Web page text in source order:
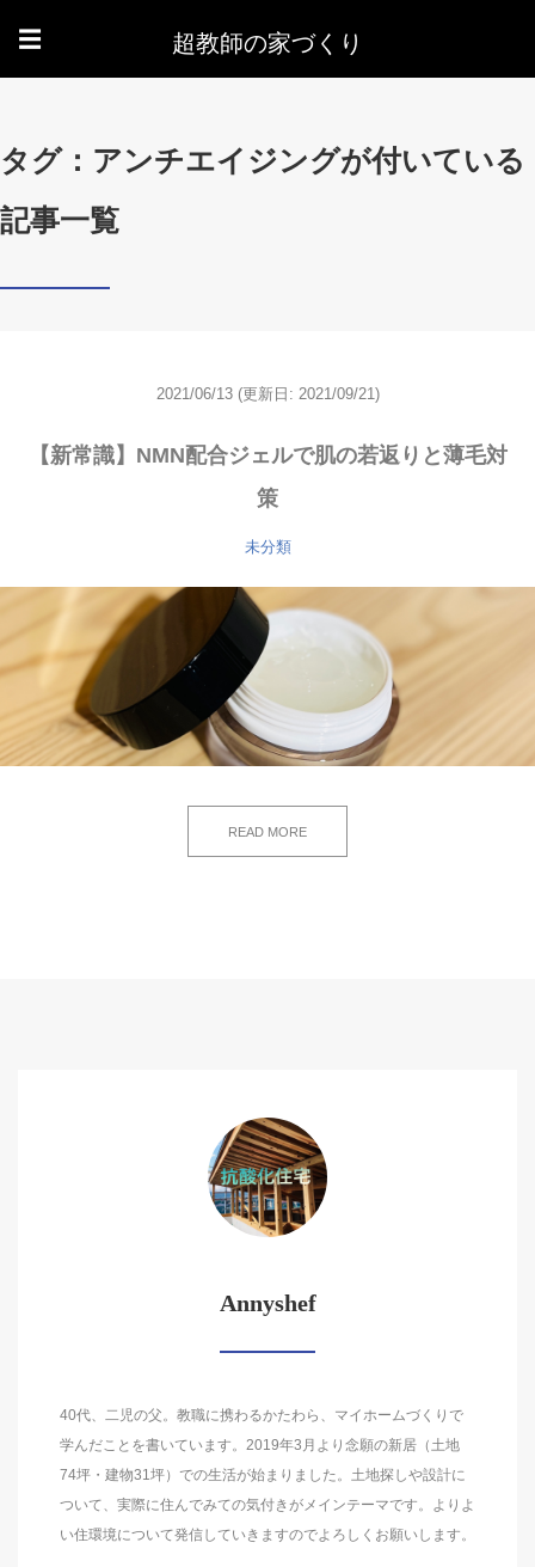
☰ 超教師の家づくり
タグ：アンチエイジングが付いている
記事一覧
2021/06/13 (更新日: 2021/09/21)
【新常識】NMN配合ジェルで肌の若返りと薄毛対
策
未分類
READ MORE
Annyshef
40代、二児の父。教職に携わるかたわら、マイホームづくりで
学んだことを書いています。2019年3月より念願の新居（土地
74坪・建物31坪）での生活が始まりました。土地探しや設計に
ついて、実際に住んでみての気付きがメインテーマです。よりよ
い住環境について発信していきますのでよろしくお願いします。